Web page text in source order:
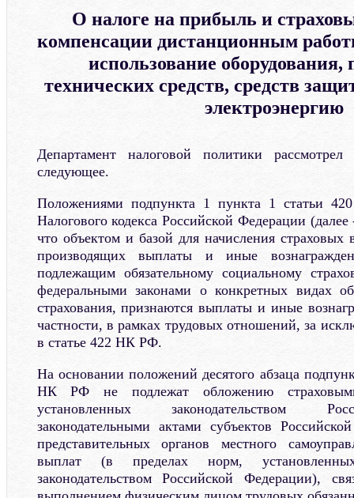
О налоге на прибыль и
компенсации дистанционным
использование
технических средств, средств
электроэнергию
Департамент налоговой политики
следующее.
Положениями подпункта 1 пункта 1 статьи
Налогового кодекса Российской Федерации
что объектом и базой для начисления страховых
производящих выплаты и иные
подлежащим обязательному социальному
федеральными законами о конкретных видах
страхования, признаются выплаты и иные
частности, в рамках трудовых отношений, за
в статье 422 НК РФ.
На основании положений десятого абзаца
НК РФ не подлежат обложению
установленных законодательством
законодательными актами субъектов
представительных органов местного
выплат (в пределах норм,
законодательством Российской Федерации),